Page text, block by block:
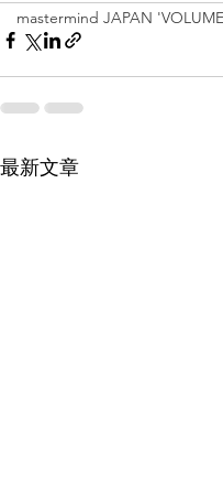
mastermind JAPAN
最新文章